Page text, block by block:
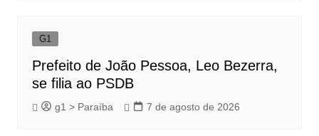
G1
Prefeito de João Pessoa, Leo Bezerra,
se filia ao PSDB
g1 > Paraíba 7 de agosto de 2026